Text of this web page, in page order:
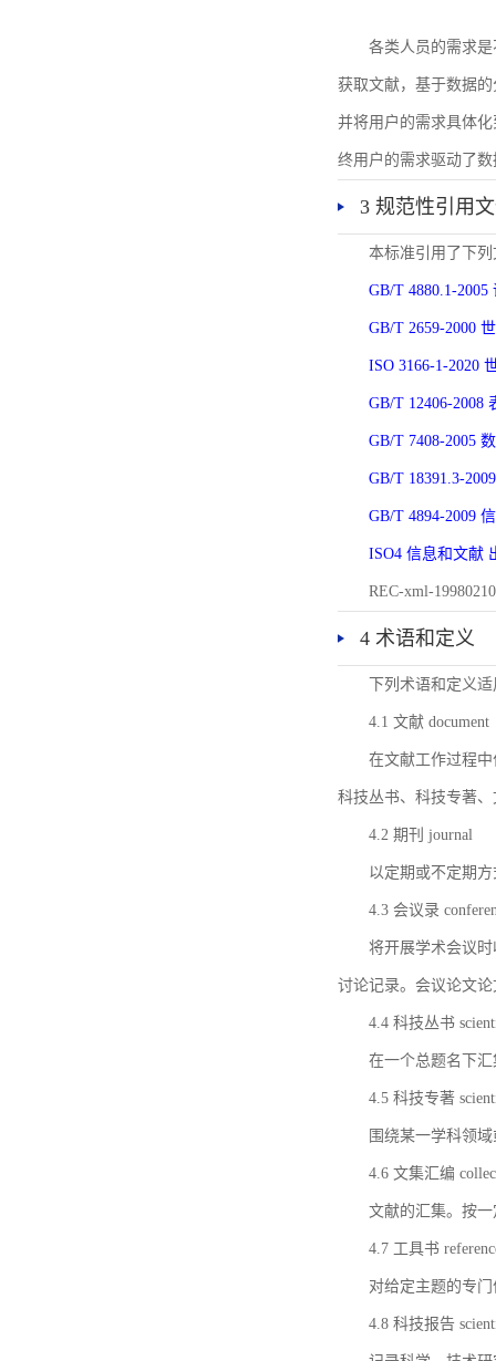
各类人员的需求
获取文献，基于数据
并将用户的需求具体
终用户的需求驱动了
3 规范性引用
本标准引用了下
GB/T 4880.1-
GB/T 2659-2000
ISO 3166-1-2020
GB/T 12406-2008
GB/T 7408-2005
GB/T 18391.3-
GB/T 4894-2009
ISO4 信息和文献
REC-xml-
4 术语和定义
下列术语和定义
4.1 文献 document
在文献工作过程
科技丛书、科技专著
4.2 期刊 journal
以定期或不定期
4.3 会议录
将开展学术会议
讨论记录。会议论文
4.4 科技丛书
在一个总题名下
4.5 科技专著
围绕某一学科领
4.6 文集汇编
文献的汇集。按
4.7 工具书
对给定主题的专
4.8 科技报告